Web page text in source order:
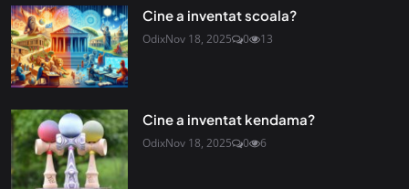
Cine a inventat scoala?
OdixNov 18, 2025 0 13
Cine a inventat kendama?
OdixNov 18, 2025 0 6